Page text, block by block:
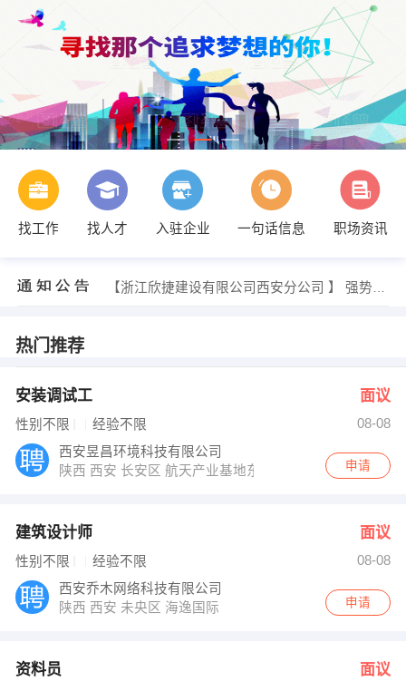
找工作 找人才 入驻企业 一句话信息
职场资讯
【浙江欣捷建设有限公司西安分公司 】 强势入驻
发布 [会计 ] 招聘信息
热门推荐
安装调试工 面议
性别不限 经验不限
08-08
西安昱昌环境科技有限公司
陕西 西安 长安区 航天产业基地东长安街501号
申请
建筑设计师 面议
性别不限 经验不限
08-08
西安乔木网络科技有限公司
陕西 西安 未央区 海逸国际
申请
资料员 面议